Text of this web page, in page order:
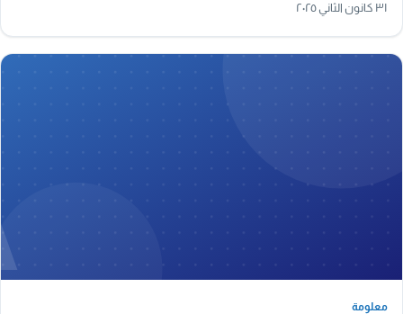
٣١ كانون الثاني ٢٠٢٥
معلومة